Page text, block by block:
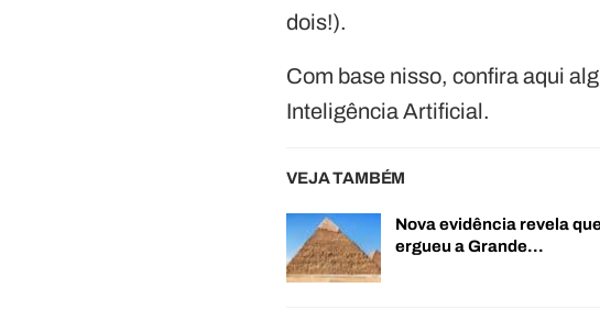
dois!).
Com base nisso, confira aqui
Inteligência Artificial.
VEJA TAMBÉM
Nova evidência revela
ergueu a Grande…